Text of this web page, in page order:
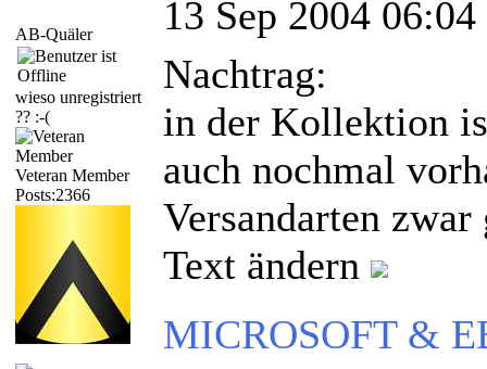
AB-Quäler
wieso unregistriert
?? :-(
Veteran Member
Posts:2366
13 Sep 2004 06:04
Nachtrag:
in der Kollektion
auch nochmal
Versandarten
Text ändern
MICROSOFT &